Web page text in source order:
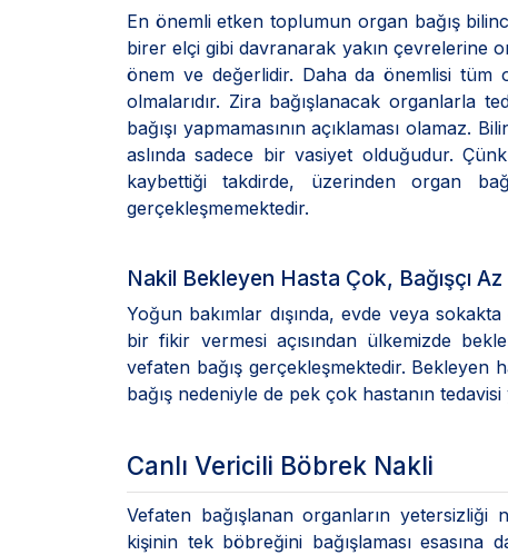
En önemli etken toplumun organ bağış
birer elçi gibi davranarak yakın çevrelerine
önem ve değerlidir. Daha da önemlisi tüm
olmalarıdır. Zira bağışlanacak organlarla
bağışı yapmamasının açıklaması olamaz.
aslında sadece bir vasiyet olduğudur.
kaybettiği takdirde, üzerinden organ
gerçekleşmemektedir.
Nakil Bekleyen Hasta Çok, Bağışçı Az
Yoğun bakımlar dışında, evde veya
bir fikir vermesi açısından ülkemizde
vefaten bağış gerçekleşmektedir. Bekleyen
bağış nedeniyle de pek çok hastanın tedavisi
Canlı Vericili Böbrek Nakli
Vefaten bağışlanan organların
kişinin tek böbreğini bağışlaması esasına